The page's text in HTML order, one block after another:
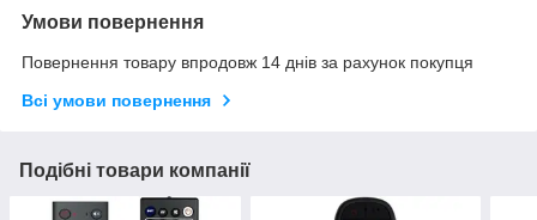
Умови повернення
Повернення товару впродовж 14 днів за рахунок покупця
Всі умови повернення
Подібні товари компанії